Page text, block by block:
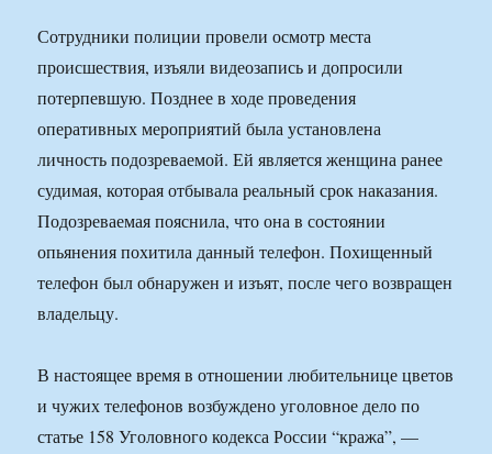
Сотрудники полиции провели осмотр места
происшествия, изъяли видеозапись и допросили
потерпевшую. Позднее в ходе проведения
оперативных мероприятий была установлена
личность подозреваемой. Ей является женщина ранее
судимая, которая отбывала реальный срок наказания.
Подозреваемая пояснила, что она в состоянии
опьянения похитила данный телефон. Похищенный
телефон был обнаружен и изъят, после чего возвращен
владельцу.
В настоящее время в отношении любительнице цветов
и чужих телефонов возбуждено уголовное дело по
статье 158 Уголовного кодекса России “кража”, —